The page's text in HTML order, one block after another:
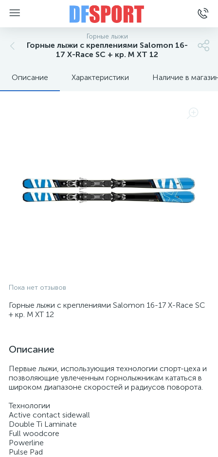
Горные лыжи
Горные лыжи с креплениями Salomon 16-
17 X-Race SC + кр. M XT 12
Описание Характеристики Наличие в
Пока нет отзывов
Горные лыжи с креплениями Salomon 16-17 X-Race SC
+ кр. M XT 12
Описание
Первые лыжи, использующия технологии спорт-цеха и
позволяющие увлеченным горнолыжникам кататься в
широком диапазоне скоростей и радиусов поворота.
Технологии
Active contact sidewall
Double Ti Laminate
Full woodcore
Powerline
Pulse Pad